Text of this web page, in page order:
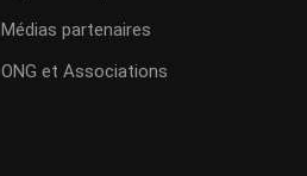
Médias partenaires
ONG et Associations